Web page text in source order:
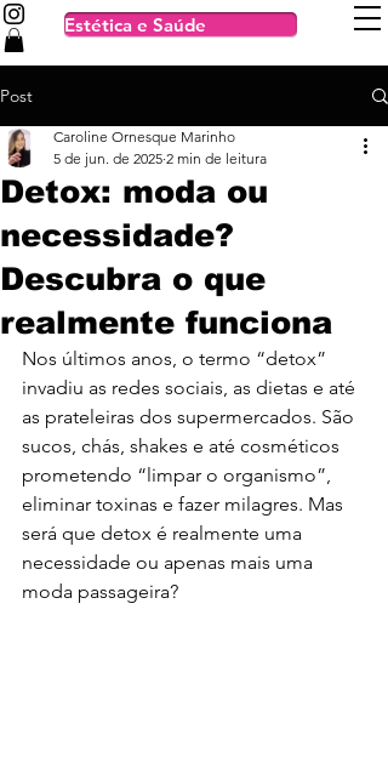
Estética e Saúde
Post
Detox: moda ou
necessidade?
Descubra o que
realmente funciona
Caroline Ornesque Marinho
5 de jun. de 2025 2 min de leitura
Nos últimos anos, o termo “detox”
invadiu as redes sociais, as dietas e até
as prateleiras dos supermercados. São
sucos, chás, shakes e até cosméticos
prometendo “limpar o organismo”,
eliminar toxinas e fazer milagres. Mas
será que detox é realmente uma
necessidade ou apenas mais uma
moda passageira?